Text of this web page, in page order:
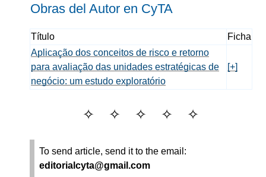
Obras del Autor en CyTA
Título
Ficha
Aplicação dos conceitos de risco e retorno
para avaliação das unidades estratégicas de
negócio: um estudo exploratório
[+]
To send article, send it to the email:
editorialcyta@gmail.com